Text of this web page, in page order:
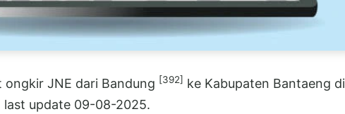
JNE dari Bandung [392] ke Kabupaten Bantaeng di
last update 09-08-2025.